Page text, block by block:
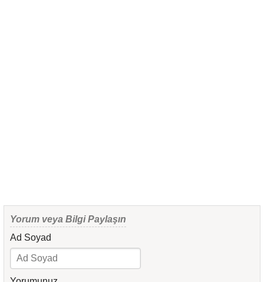
Yorum veya Bilgi Paylaşın
Ad Soyad